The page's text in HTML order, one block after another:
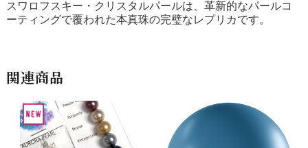
スワロフスキー・クリスタルパールは、革新的なパールコ
ーティングで覆われた本真珠の完璧なレプリカです。
関連商品